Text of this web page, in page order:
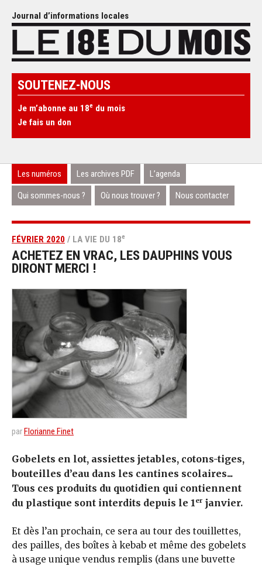
Journal d’informations locales
SOUTENEZ-NOUS
Je m’abonne au 18e du mois
Je fais un don
Les numéros Les archives PDF L’agenda
Qui sommes-nous ? Où nous trouver ? Nous contacter
FÉVRIER 2020 / LA VIE DU 18e
ACHETEZ EN VRAC, LES DAUPHINS VOUS
DIRONT MERCI !
par Florianne Finet
Gobelets en lot, assiettes jetables, cotons-tiges,
bouteilles d’eau dans les cantines scolaires...
Tous ces produits du quotidien qui contiennent
du plastique sont interdits depuis le 1er janvier.
Et dès l’an prochain, ce sera au tour des touillettes,
des pailles, des boîtes à kebab et même des gobelets
à usage unique vendus remplis (dans une buvette